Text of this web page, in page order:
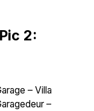
2:
– Villa
–